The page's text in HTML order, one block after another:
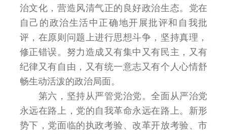
治文化，营造风清气正的良好政治生态。党在
自己的政治生活中正确地开展批评和自我批
评，在原则问题上进行思想斗争，坚持真理，
修正错误。努力造成又有集中又有民主，又有
纪律又有自由，又有统一意志又有个人心情舒
畅生动活泼的政治局面。
第六，坚持从严管党治党。全面从严治党
永远在路上，党的自我革命永远在路上。新形
势下，党面临的执政考验、改革开放考验、市